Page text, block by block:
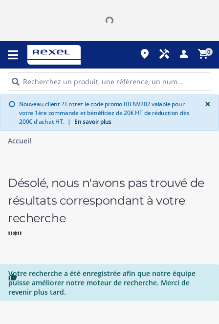
place handyman person shopping_cart0
info Nouveau client ? Entrez le code promo BIENV202 valable pour
votre 1ère commande et bénéficiez de 20€ HT de réduction dès
200€ d'achat HT. | En savoir plus
×
Accueil
Désolé, nous n'avons pas trouvé de
résultats correspondant à votre
recherche
"*"

Votre recherche a été enregistrée afin que notre équipe
puisse améliorer notre moteur de recherche. Merci de
revenir plus tard.